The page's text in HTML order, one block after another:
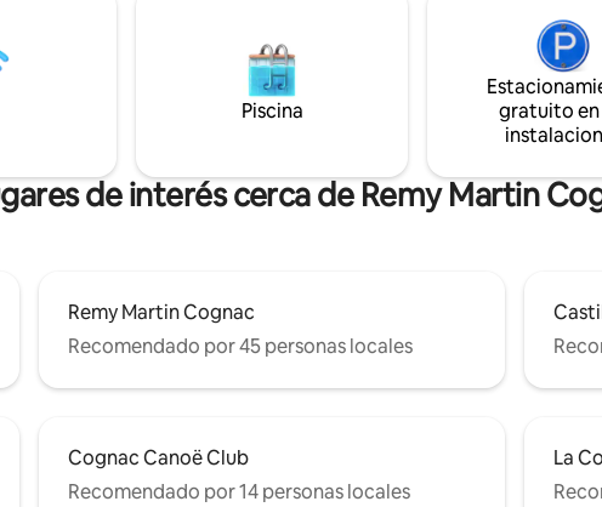
sala de estar con cocina
Habitación con cama de 140
Pequeño cuarto de
de 80 x 80 (toallas
Piscina
gratuito en
de interés cerca de Remy Martin
Remy Martin Cognac
Recomendado por 45 personas locales
Cognac Canoë Club
Recomendado por 14 personas locales
La